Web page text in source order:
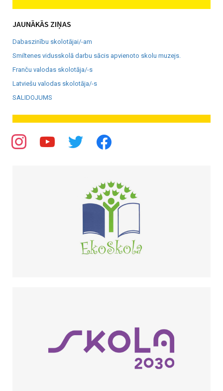
JAUNĀKĀS ZIŅAS
Dabaszinību skolotājai/-am
Smiltenes vidusskolā darbu sācis apvienoto skolu muzejs.
Franču valodas skolotāja/-s
Latviešu valodas skolotāja/-s
SALIDOJUMS